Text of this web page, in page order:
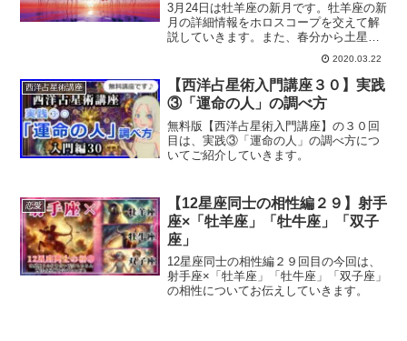
3月24日は牡羊座の新月です。牡羊座の新
月の詳細情報をホロスコープを交えて解
説していきます。また、春分から土星の
水瓶座入りについて、これからの新しい
時代に向けて何をすればいいのか？につ
いても合わせて解説していきます。
2020.03.22
西洋占星術講座
【西洋占星術入門講座３０】実践
③「運命の人」の調べ方
無料版【西洋占星術入門講座】の３０回
目は、実践③「運命の人」の調べ方につ
いてご紹介していきます。
恋愛
【12星座同士の相性編２９】射手
座×「牡羊座」「牡牛座」「双子
座」
12星座同士の相性編２９回目の今回は、
射手座×「牡羊座」「牡牛座」「双子座」
の相性についてお伝えしていきます。